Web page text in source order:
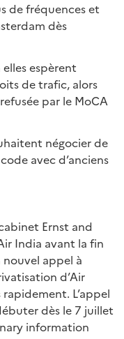
de fréquences et
dès
espèrent
de trafic, alors
par le MoCA
négocier de
avec d’anciens
Ernst and
India avant la fin
appel à
d’Air
L’appel
dès le 7 juillet
information